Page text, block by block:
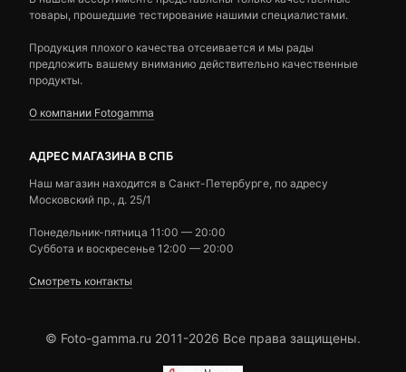
товары, прошедшие тестирование нашими специалистами.
Продукция плохого качества отсеивается и мы рады
предложить вашему вниманию действительно качественные
продукты.
О компании Fotogamma
АДРЕС МАГАЗИНА В СПБ
Наш магазин находится в Санкт-Петербурге, по адресу
Московский пр., д. 25/1
Понедельник-пятница 11:00 — 20:00
Суббота и воскресенье 12:00 — 20:00
Смотреть контакты
© Foto-gamma.ru 2011-2026 Все права защищены.